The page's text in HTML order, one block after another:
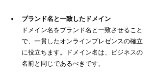
ブランド名と一致したドメイン
ドメイン名をブランド名と一致させること
で、一貫したオンラインプレゼンスの確立
に役立ちます。ドメイン名は、ビジネスの
名前と同じであるべきです。